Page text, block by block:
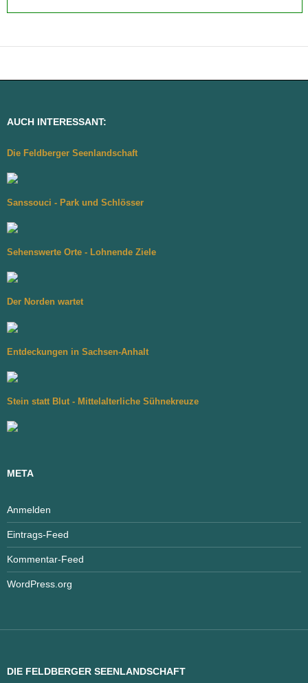
AUCH INTERESSANT:
Die Feldberger Seenlandschaft
Sanssouci - Park und Schlösser
Sehenswerte Orte - Lohnende Ziele
Der Norden wartet
Entdeckungen in Sachsen-Anhalt
Stein statt Blut - Mittelalterliche Sühnekreuze
META
Anmelden
Eintrags-Feed
Kommentar-Feed
WordPress.org
DIE FELDBERGER SEENLANDSCHAFT